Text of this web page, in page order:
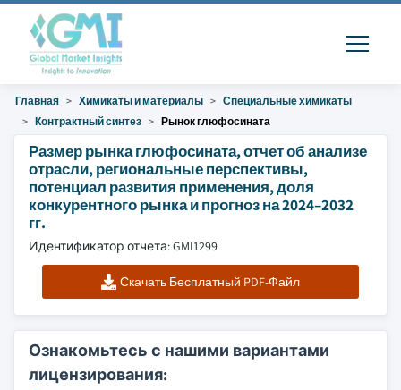
Главная Химикаты и материалы
Специальные химикаты
Контрактный синтез
Рынок глюфосината
Размер рынка глюфосината, отчет об анализе
отрасли, региональные перспективы,
потенциал развития применения, доля
конкурентного рынка и прогноз на 2024–2032
гг.
Идентификатор отчета: GMI1299
Скачать Бесплатный PDF-Файл
Ознакомьтесь с нашими вариантами
лицензирования: